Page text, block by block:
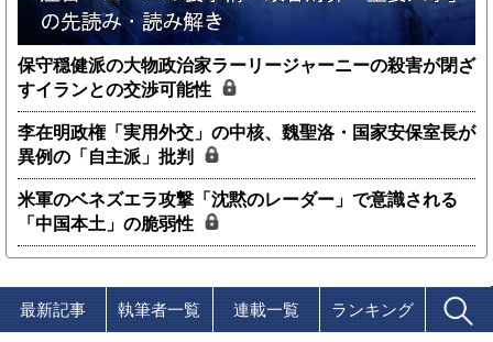
保守穏健派の大物政治家ラーリージャーニーの殺害が閉ざ
すイランとの交渉可能性
李在明政権「実用外交」の中核、魏聖洛・国家安保室長が
異例の「自主派」批判
米軍のベネズエラ攻撃「沈黙のレーダー」で意識される
「中国本土」の脆弱性
最新記事 執筆者一覧 連載一覧 ランキング